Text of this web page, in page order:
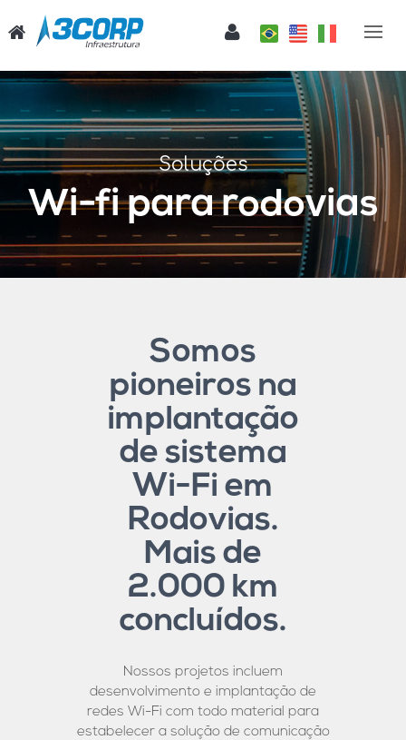
Soluções
Wi-fi para rodovias
Somos
pioneiros na
implantação
de sistema
Wi-Fi em
Rodovias.
Mais de
2.000 km
concluídos.
Nossos projetos incluem
desenvolvimento e implantação de
redes Wi-Fi com todo material para
estabelecer a solução de comunicação